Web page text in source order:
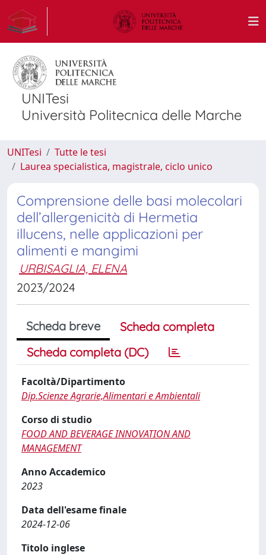
UNITesi
Università Politecnica delle Marche
UNITesi
Tutte le tesi
Laurea specialistica, magistrale, ciclo unico
Comprensione delle basi molecolari
dell’allergenicità di Hermetia
illucens, nelle applicazioni per
alimenti e mangimi
URBISAGLIA, ELENA
2023/2024
Scheda breve
Scheda completa
Scheda completa (DC)
Facoltà/Dipartimento
Dip.Scienze Agrarie,Alimentari e Ambientali
Corso di studio
FOOD AND BEVERAGE INNOVATION AND
MANAGEMENT
Anno Accademico
2023
Data dell'esame finale
2024-12-06
Titolo inglese